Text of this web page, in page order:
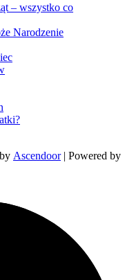
– wszystko co
Narodzenie
Ascendoor| Powered by